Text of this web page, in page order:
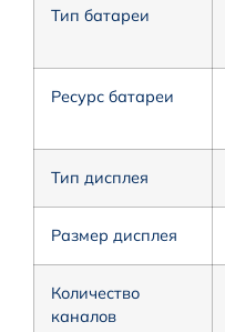
Тип батареи
Ресурс батареи
Тип дисплея
Размер дисплея
Количество
каналов